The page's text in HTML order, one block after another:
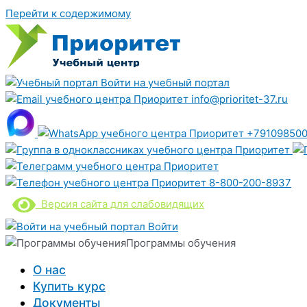
Перейти к содержимому
Войти на учебный портал
info@prioritet-37.ru
8-800-200-8937
Версия сайта для слабовидящих
Войти
Программы обучения
О нас
Купить курс
Документы